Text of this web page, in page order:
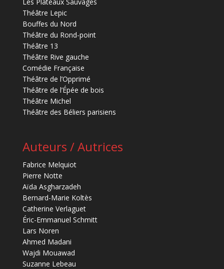
Les Plateaux Sauvages
Théâtre Lepic
Bouffes du Nord
Théâtre du Rond-point
Théâtre 13
Théâtre Rive gauche
Comédie Française
Théâtre de l’Opprimé
Théâtre de l’Épée de bois
Théâtre Michel
Théâtre des Béliers parisiens
Auteurs / Autrices
Fabrice Melquiot
Pierre Notte
Aïda Asgharzadeh
Bernard-Marie Koltès
Catherine Verlaguet
Éric-Emmanuel Schmitt
Lars Noren
Ahmed Madani
Wajdi Mouawad
Suzanne Lebeau